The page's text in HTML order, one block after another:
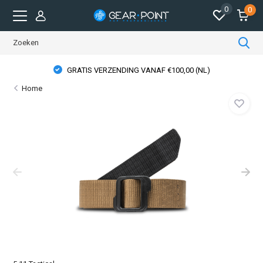
0 0
GRATIS VERZENDING VANAF €100,00 (NL)
Home